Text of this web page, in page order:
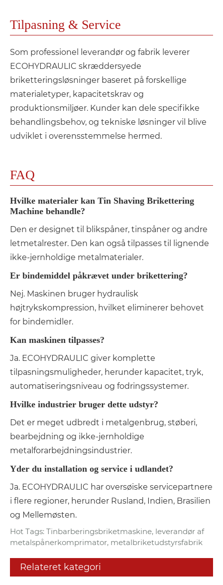
Tilpasning & Service
Som professionel leverandør og fabrik leverer
ECOHYDRAULIC skræddersyede
briketteringsløsninger baseret på forskellige
materialetyper, kapacitetskrav og
produktionsmiljøer. Kunder kan dele specifikke
behandlingsbehov, og tekniske løsninger vil blive
udviklet i overensstemmelse hermed.
FAQ
Hvilke materialer kan Tin Shaving Brikettering
Machine behandle?
Den er designet til blikspåner, tinspåner og andre
letmetalrester. Den kan også tilpasses til lignende
ikke-jernholdige metalmaterialer.
Er bindemiddel påkrævet under brikettering?
Nej. Maskinen bruger hydraulisk
højtrykskompression, hvilket eliminerer behovet
for bindemidler.
Kan maskinen tilpasses?
Ja. ECOHYDRAULIC giver komplette
tilpasningsmuligheder, herunder kapacitet, tryk,
automatiseringsniveau og fodringssystemer.
Hvilke industrier bruger dette udstyr?
Det er meget udbredt i metalgenbrug, støberi,
bearbejdning og ikke-jernholdige
metalforarbejdningsindustrier.
Yder du installation og service i udlandet?
Ja. ECOHYDRAULIC har oversøiske servicepartnere
i flere regioner, herunder Rusland, Indien, Brasilien
og Mellemøsten.
Hot Tags: Tinbarberingsbriketmaskine, leverandør af
metalspånerkomprimator, metalbriketudstyrsfabrik
Relateret kategori